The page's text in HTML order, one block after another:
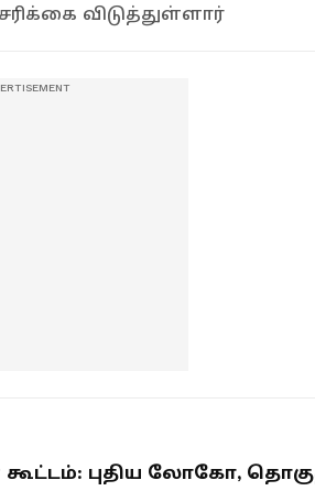
விடுத்துள்ளார்
கூட்டம்: புதிய லோகோ,